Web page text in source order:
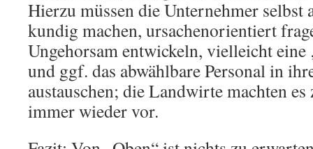
Hierzu müssen die Unternehmer selbst
kundig machen, ursachenorientiert
Ungehorsam entwickeln, vielleicht eine
und ggf. das abwählbare Personal in
austauschen; die Landwirte machten
immer wieder vor.